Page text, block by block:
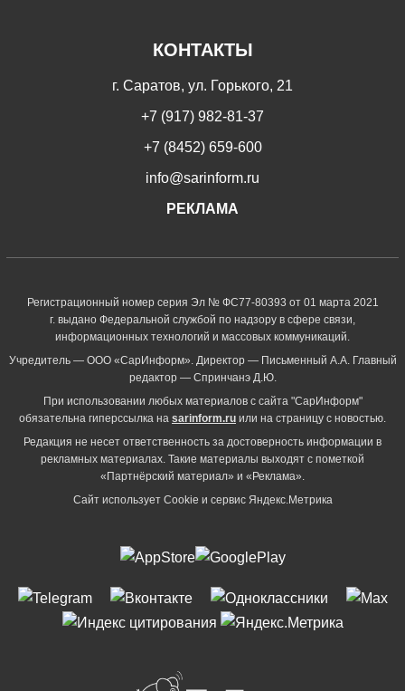
КОНТАКТЫ
г. Саратов, ул. Горького, 21
+7 (917) 982-81-37
+7 (8452) 659-600
info@sarinform.ru
РЕКЛАМА
Регистрационный номер серия Эл № ФС77-80393 от 01 марта 2021
г. выдано Федеральной службой по надзору в сфере связи,
информационных технологий и массовых коммуникаций.
Учредитель — ООО «СарИнформ». Директор — Письменный А.А. Главный
редактор — Спринчанэ Д.Ю.
При использовании любых материалов с сайта "СарИнформ"
обязательна гиперссылка на sarinform.ru или на страницу с новостью.
Редакция не несет ответственность за достоверность информации в
рекламных материалах. Такие материалы выходят с пометкой
«Партнёрский материал» и «Реклама».
Сайт использует Cookie и сервиc Яндекс.Метрика